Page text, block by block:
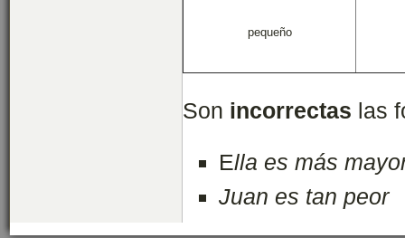
pequeño
Son incorrectas las
Ella es más
Juan es tan peor